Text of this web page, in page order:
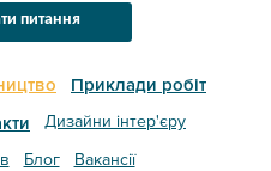
Приклади робіт
Дизайни інтер'єру
Блог Вакансії
питання